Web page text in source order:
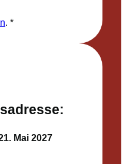
Mai 2027
. *